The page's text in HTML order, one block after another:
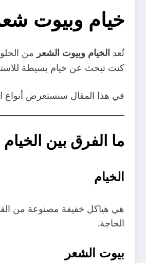
خيام وبيوت
تُعد الخيام وبيوت الشعر من
كنت تبحث عن خيام بسيطة
في هذا المقال سنستعرض أنواع
ما الفرق بين
الخيام
هي هياكل خفيفة مصنوعة من
الحاجة.
بيوت الشعر